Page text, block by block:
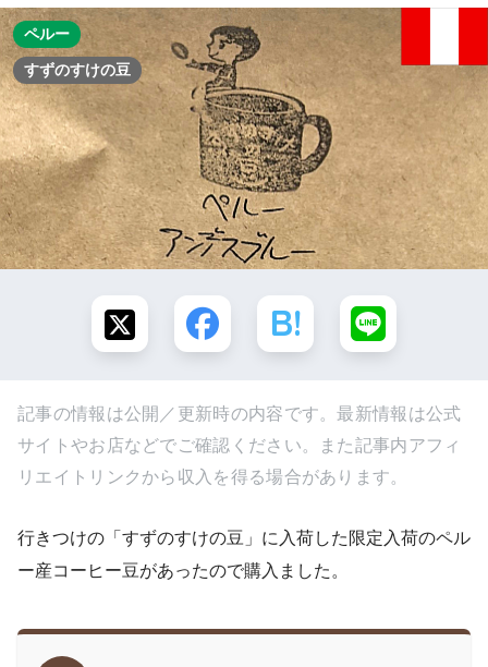
ペルー
すずのすけの豆
記事の情報は公開／更新時の内容です。最新情報は公式
サイトやお店などでご確認ください。また記事内アフィ
リエイトリンクから収入を得る場合があります。
行きつけの「すずのすけの豆」に入荷した限定入荷のペル
ー産コーヒー豆があったので購入ました。